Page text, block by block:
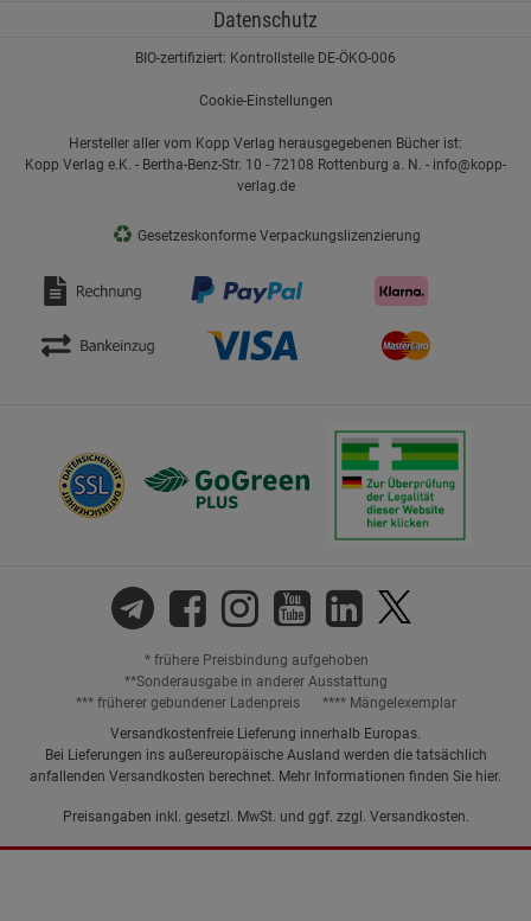
Datenschutz
BIO-zertifiziert: Kontrollstelle DE-ÖKO-006
Cookie-Einstellungen
Hersteller aller vom Kopp Verlag herausgegebenen Bücher ist:
Kopp Verlag e.K. - Bertha-Benz-Str. 10 - 72108 Rottenburg a. N. - info@kopp-
verlag.de
♻ Gesetzeskonforme Verpackungslizenzierung
* frühere Preisbindung aufgehoben
**Sonderausgabe in anderer Ausstattung
*** früherer gebundener Ladenpreis
**** Mängelexemplar
Versandkostenfreie Lieferung innerhalb Europas.
Bei Lieferungen ins außereuropäische Ausland werden die tatsächlich
anfallenden Versandkosten berechnet. Mehr Informationen finden Sie hier.
Preisangaben inkl. gesetzl. MwSt. und ggf. zzgl. Versandkosten.